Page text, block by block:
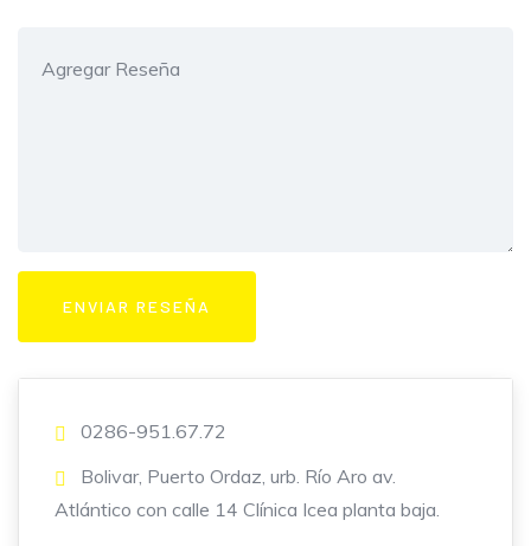
0286-951.67.72
Bolivar, Puerto Ordaz, urb. Río Aro av.
Atlántico con calle 14 Clínica Icea planta baja.